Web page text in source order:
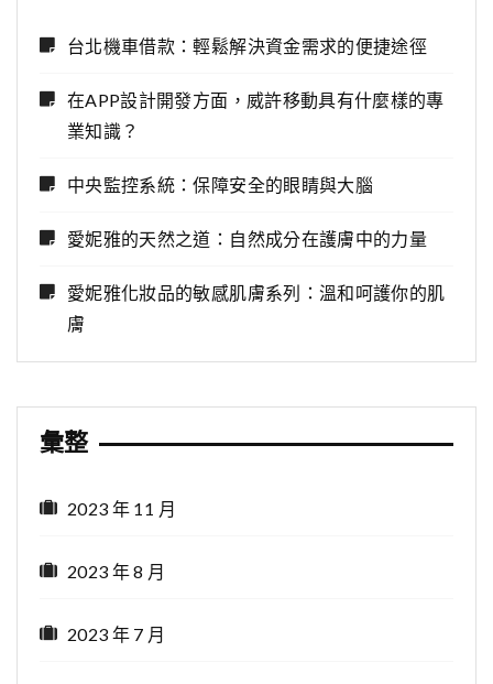
台北機車借款：輕鬆解決資金需求的便捷途徑
在APP設計開發方面，威許移動具有什麼樣的專
業知識？
中央監控系統：保障安全的眼睛與大腦
愛妮雅的天然之道：自然成分在護膚中的力量
愛妮雅化妝品的敏感肌膚系列：溫和呵護你的肌
膚
彙整
2023 年 11 月
2023 年 8 月
2023 年 7 月